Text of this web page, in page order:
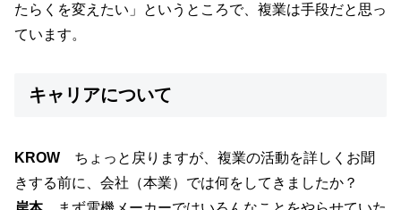
たらくを変えたい」というところで、複業は手段だと思っ
ています。
キャリアについて
KROW ちょっと戻りますが、複業の活動を詳しくお聞
きする前に、会社（本業）では何をしてきましたか？